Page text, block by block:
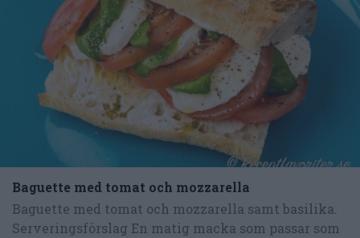
Baguette med tomat och mozzarella
Baguette med tomat och mozzarella samt basilika.
Serveringsförslag En matig macka som passar som